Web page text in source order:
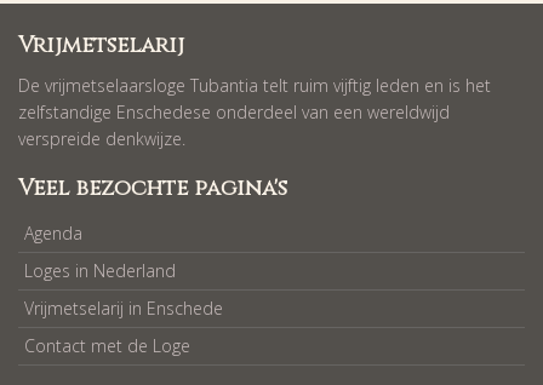
Vrijmetselarij
De vrijmetselaarsloge Tubantia telt ruim vijftig leden en is het
zelfstandige Enschedese onderdeel van een wereldwijd
verspreide denkwijze.
Veel bezochte pagina's
Agenda
Loges in Nederland
Vrijmetselarij in Enschede
Contact met de Loge